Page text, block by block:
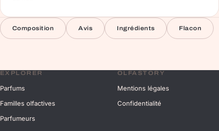
Composition Avis Ingrédients Flacon
EXPLORER
Parfums
Familles olfactives
Parfumeurs
OLFASTORY
Mentions légales
Confidentialité